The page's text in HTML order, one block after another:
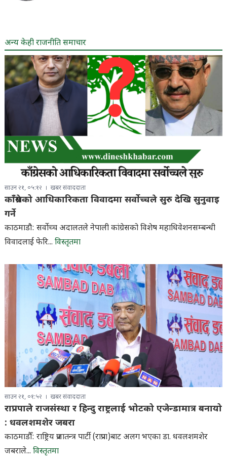
अन्य केही राजनीति समाचार
साउन २१, ०५:१२ खबर संवाददाता
काँग्रेसको आधिकारिकता विवादमा सर्वोच्चले सुरु देखि सुनुवाइ
गर्ने
काठमाडौ: सर्वोच्च अदालतले नेपाली कांग्रेसको विशेष महाधिवेशनसम्बन्धी
विवादलाई फेरि... विस्तृतमा
साउन २१, ०१:५२ खबर संवाददाता
राप्रपाले राजसंस्था र हिन्दु राष्ट्रलाई भोटको एजेन्डामात्र बनायो
: धवलशमशेर जबरा
काठमाडौँ: राष्ट्रिय प्रजातन्त्र पार्टी (राप्रपा)बाट अलग भएका डा. धवलशमशेर
जबराले... विस्तृतमा